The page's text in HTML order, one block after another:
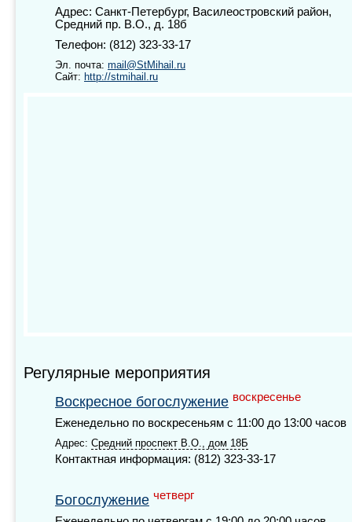
Адрес: Санкт-Петербург, Василеостровский район,
Средний пр. В.О., д. 18б
Телефон: (812) 323-33-17
Эл. почта: mail@StMihail.ru
Сайт: http://stmihail.ru
Регулярные мероприятия
Воскресное богослужение воскресенье
Еженедельно по воскресеньям с 11:00 до 13:00 часов
Адрес: Средний проспект В.О., дом 18Б
Контактная информация: (812) 323-33-17
Богослужение четверг